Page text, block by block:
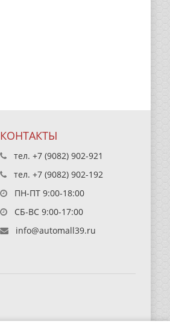
КОНТАКТЫ
тел.+7 (9082) 902-921
тел.+7 (9082) 902-192
ПН-ПТ 9:00-18:00
СБ-ВС 9:00-17:00
info@automall39.ru